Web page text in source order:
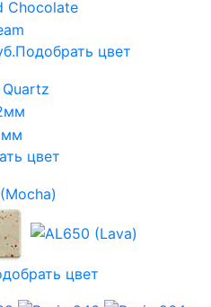
Подобрать цвет
цвет
цвет